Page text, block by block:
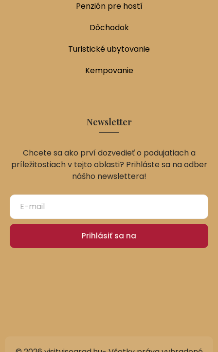
Penzión pre hostí
Dôchodok
Turistické ubytovanie
Kempovanie
Newsletter
Chcete sa ako prví dozvedieť o podujatiach a
príležitostiach v tejto oblasti? Prihláste sa na odber
nášho newslettera!
Prihlásiť sa na